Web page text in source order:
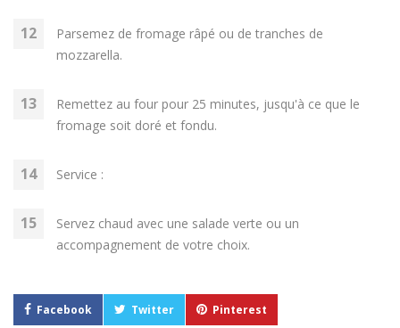
Parsemez de fromage râpé ou de tranches de
mozzarella.
Remettez au four pour 25 minutes, jusqu'à ce que le
fromage soit doré et fondu.
Service :
Servez chaud avec une salade verte ou un
accompagnement de votre choix.
Facebook Twitter Pinterest